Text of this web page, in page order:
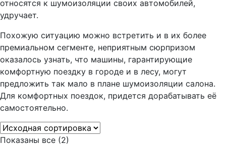
относятся к шумоизоляции своих автомобилей,
удручает.
Похожую ситуацию можно встретить и в их более
премиальном сегменте, неприятным сюрпризом
оказалось узнать, что машины, гарантирующие
комфортную поездку в городе и в лесу, могут
предложить так мало в плане шумоизоляции салона.
Для комфортных поездок, придется дорабатывать её
самостоятельно.
Показаны все (2)